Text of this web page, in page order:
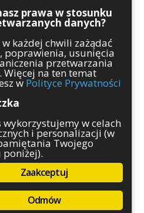
Komunikaty
Kultura
Polityka
Pozostałe
Psychologia
Rolnictwo
Służby
Sport
Środowisko
Szkolnictwo
Wydarzenia
Zapowiedzi
Zdrowie
prawa w stosunku
danych?
w każdej chwili zażądać
poprawienia, usunięcia
przetwarzania
Więcej na ten temat
w Polityce Prywatności
wykorzystujemy w celach
i personalizacji (w
Twojego
Zaakceptuj
Odmów